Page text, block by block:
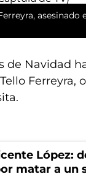
asesinado
de Navidad
Ferreyra,
López:
matar a un